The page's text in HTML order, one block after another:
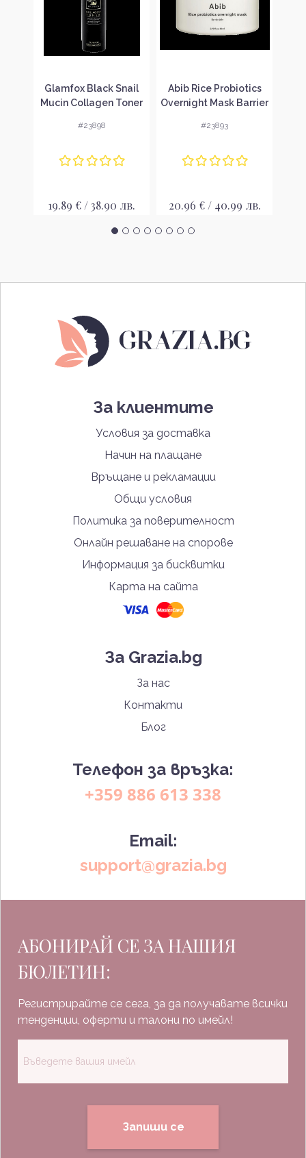
Glamfox Black Snail
Mucin Collagen Toner
#23898
19.89 € / 38.90 лв.
Abib Rice Probiotics
Overnight Mask Barrier
желе за лице
#23893
20.96 € / 40.99 лв.
За клиентите
Условия за доставка
Начин на плащане
Връщане и рекламации
Общи условия
Политика за поверителност
Онлайн решаване на спорове
Информация за бисквитки
Карта на сайта
За Grazia.bg
За нас
Контакти
Блог
Телефон за връзка:
+359 886 613 338
Email:
support@grazia.bg
АБОНИРАЙ СЕ ЗА НАШИЯ
БЮЛЕТИН:
Регистрирайте се сега, за да получавате всички
тенденции, оферти и талони по имейл!
Запиши се